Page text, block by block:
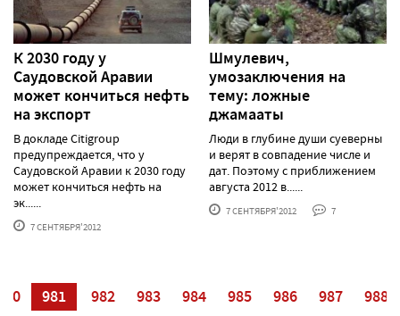
К 2030 году у
Саудовской Аравии
может кончиться нефть
на экспорт
В докладе Citigroup
предупреждается, что у
Саудовской Аравии к 2030 году
может кончиться нефть на
эк......
7 СЕНТЯБРЯ'2012
Шмулевич,
умозаключения на
тему: ложные
джамааты
Люди в глубине души суеверны
и верят в совпадение числе и
дат. Поэтому с приближением
августа 2012 в......
7 СЕНТЯБРЯ'2012 7
981 982 983 984 985 986 987 988